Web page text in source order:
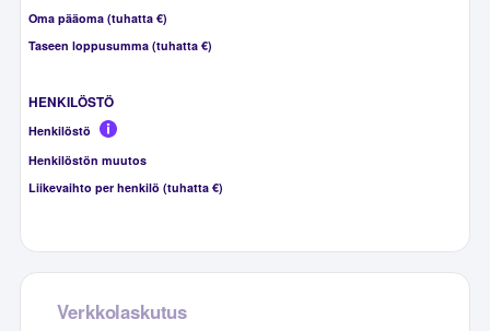
Oma pääoma (tuhatta €)
Taseen loppusumma (tuhatta €)
HENKILÖSTÖ
Henkilöstö
Henkilöstön muutos
Liikevaihto per henkilö (tuhatta €)
Verkkolaskutus